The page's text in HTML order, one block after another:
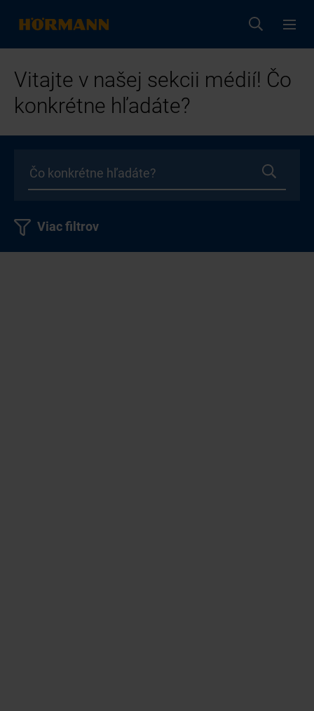
Vitajte v našej sekcii médií! Čo
konkrétne hľadáte?
Viac filtrov